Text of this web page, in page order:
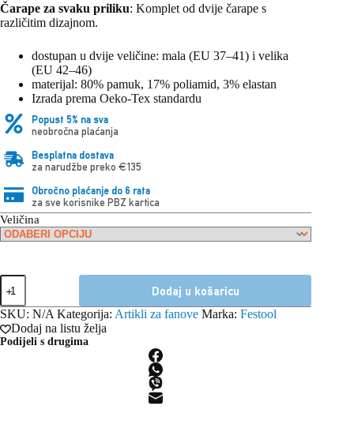
Čarape za svaku priliku: Komplet od dvije čarape s
različitim dizajnom.
dostupan u dvije veličine: mala (EU 37–41) i velika
(EU 42–46)
materijal: 80% pamuk, 17% poliamid, 3% elastan
Izrada prema Oeko-Tex standardu
Popust 5% na sva
neobročna plaćanja
Besplatna dostava
za narudžbe preko €135
Obročno plaćanje do 6 rata
za sve korisnike PBZ kartica
Veličina
Festool
čarape
SOCK-
FT1
količina
Dodaj u košaricu
SKU: N/A Kategorija: Artikli za fanove Marka: Festool
Dodaj na listu želja
Podijeli s drugima